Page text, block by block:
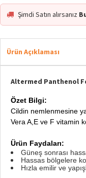
En Çok Satan 1. Ürün
Şimdi Satın alırsanız
Ürün Açıklaması
Altermed Panthenol
Özet Bilgi:
Cildin nemlenmesine
Vera A,E ve F vitamin
Ürün Faydaları:
Güneş sonrası
Hassas bölgelere
Hızla emilir ve